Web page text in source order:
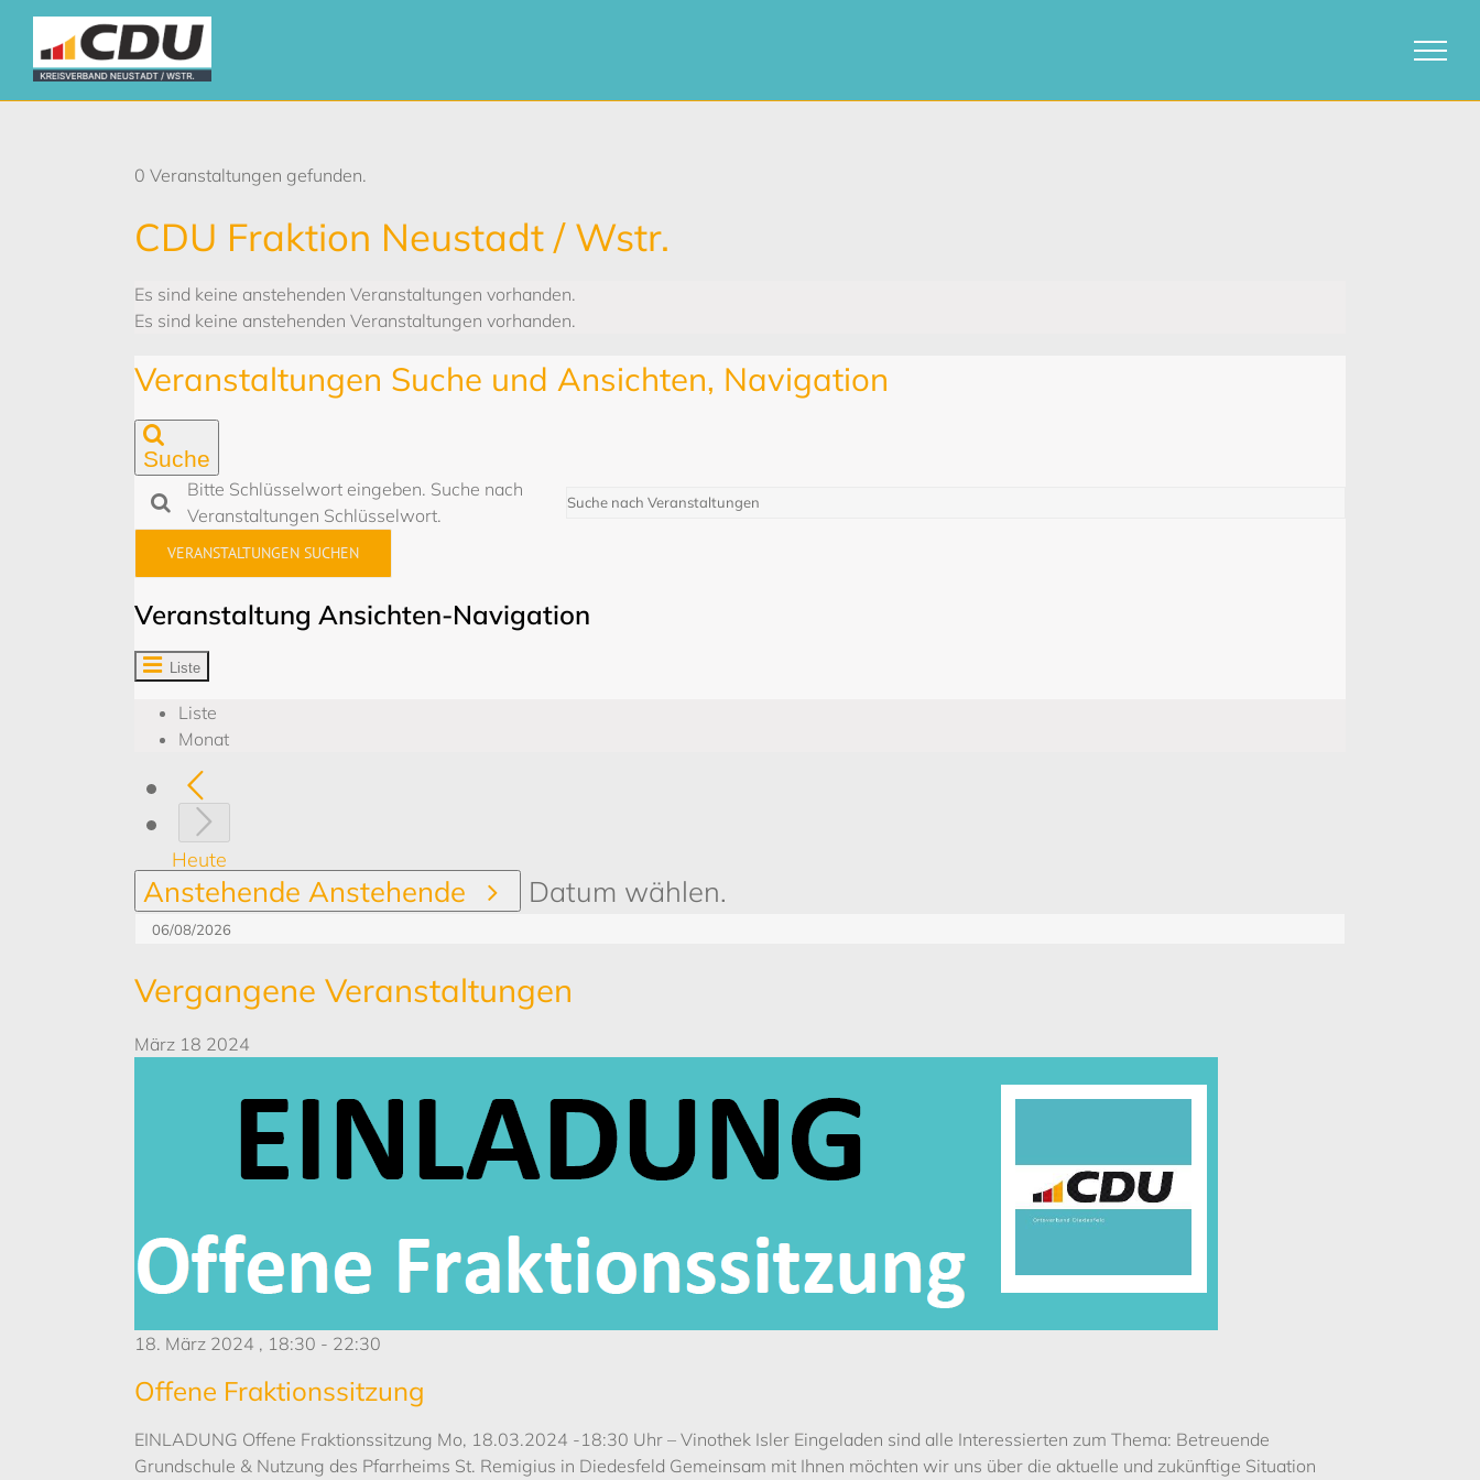
Zum
springen
0 Veranstaltungen gefunden.
CDU Fraktion Neustadt / Wstr.
Es sind keine anstehenden Veranstaltungen vorhanden.
Es sind keine anstehenden Veranstaltungen vorhanden.
Veranstaltungen Suche und Ansichten, Navigation
Suche
Bitte Schlüsselwort eingeben. Suche nach
Veranstaltungen Schlüsselwort.
VERANSTALTUNGEN SUCHEN
Veranstaltung Ansichten-Navigation
Liste
Liste
Monat
Heute
Anstehende Anstehende Datum wählen.
Vergangene Veranstaltungen
März 18 2024
18. März 2024 , 18:30 - 22:30
Offene Fraktionssitzung
EINLADUNG Offene Fraktionssitzung Mo, 18.03.2024 -18:30 Uhr – Vinothek Isler Eingeladen sind alle Interessierten zum Thema: Betreuende
Grundschule & Nutzung des Pfarrheims St. Remigius in Diedesfeld Gemeinsam mit Ihnen möchten wir uns über die aktuelle und zukünftige Situation